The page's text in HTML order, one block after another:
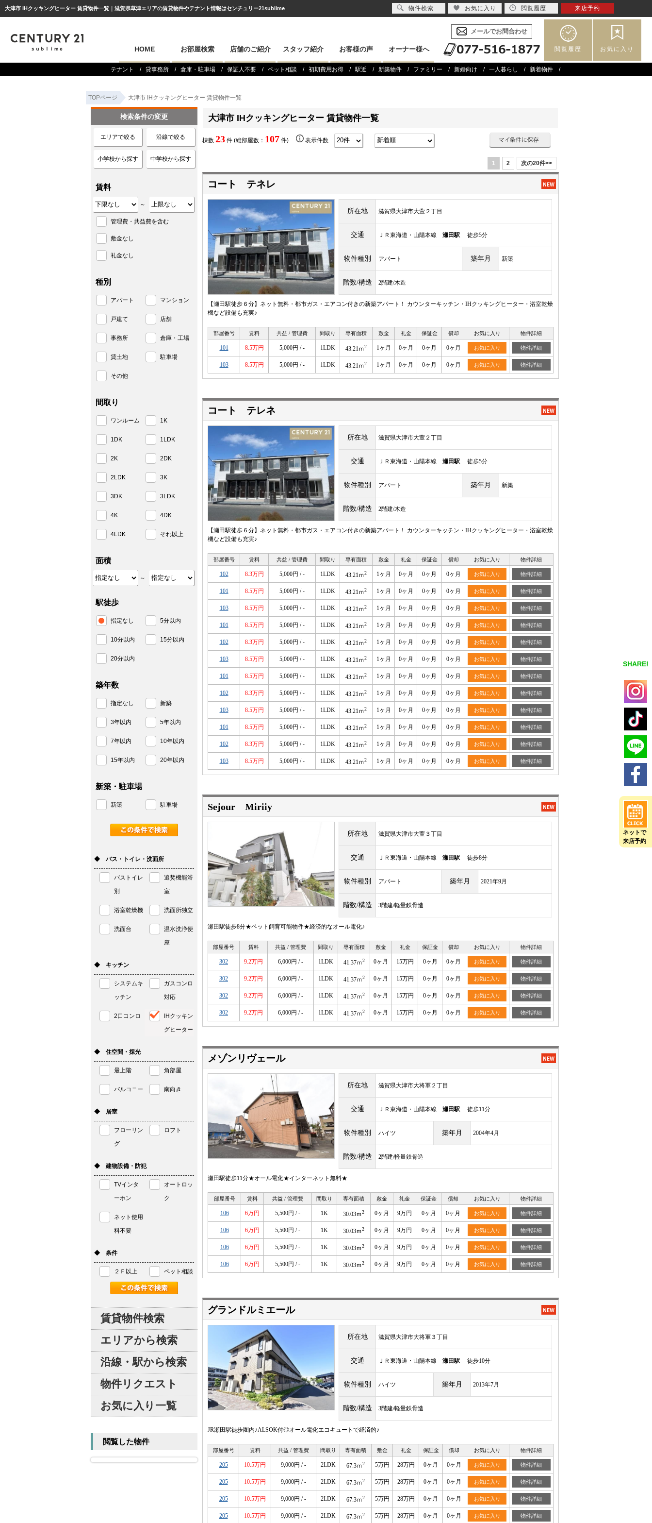
大津市 IHクッキングヒーター 賃貸物件一覧｜滋賀県草津エリアの賃貸物件やテナント情報はセンチュリー21sublime
HOME お部屋検索 店舗のご紹介 スタッフ紹介 お客様の声 オーナー様へ
メールでお問合わせ
閲覧履歴 お気に入り
テナント 貸事務所 倉庫・駐車場 保証人不要 ペット相談 初期費用お得 駅近 新築物件 ファミリー 新婚向け 一人暮らし 新着物件
SHARE!
ネットで
来店予約
TOPページ 大津市 IHクッキングヒーター 賃貸物件一覧
大津市 IHクッキングヒーター 賃貸物件一覧
棟数 23 件 (総部屋数： 107 件) 表示件数
1 2 次の20件>>
コート テネレ
所在地 滋賀県大津市大萱２丁目
交通 ＪＲ東海道・山陽本線 瀬田駅 徒歩5分
物件種別 アパート 築年月 新築
階数/構造 2階建/木造
【瀬田駅徒歩６分】ネット無料・都市ガス・エアコン付きの新築アパート！ カウンターキッチン・IHクッキングヒーター・浴室乾燥
機など設備も充実♪
部屋番号 賃料 共益 / 管理費 間取り 専有面積 敷金 礼金 保証金 償却 お気に入り 物件詳細
101 8.5万円 5,000円 / - 1LDK 43.21ｍ2 1ヶ月 0ヶ月 0ヶ月 0ヶ月 お気に入り 物件詳細
103 8.5万円 5,000円 / - 1LDK 43.21ｍ2 1ヶ月 0ヶ月 0ヶ月 0ヶ月 お気に入り 物件詳細
コート テレネ
所在地 滋賀県大津市大萱２丁目
交通 ＪＲ東海道・山陽本線 瀬田駅 徒歩5分
物件種別 アパート 築年月 新築
階数/構造 2階建/木造
【瀬田駅徒歩６分】ネット無料・都市ガス・エアコン付きの新築アパート！ カウンターキッチン・IHクッキングヒーター・浴室乾燥
機など設備も充実♪
部屋番号 賃料 共益 / 管理費 間取り 専有面積 敷金 礼金 保証金 償却 お気に入り 物件詳細
102 8.3万円 5,000円 / - 1LDK 43.21ｍ2 1ヶ月 0ヶ月 0ヶ月 0ヶ月 お気に入り 物件詳細
101 8.5万円 5,000円 / - 1LDK 43.21ｍ2 1ヶ月 0ヶ月 0ヶ月 0ヶ月 お気に入り 物件詳細
103 8.5万円 5,000円 / - 1LDK 43.21ｍ2 1ヶ月 0ヶ月 0ヶ月 0ヶ月 お気に入り 物件詳細
101 8.5万円 5,000円 / - 1LDK 43.21ｍ2 1ヶ月 0ヶ月 0ヶ月 0ヶ月 お気に入り 物件詳細
102 8.3万円 5,000円 / - 1LDK 43.21ｍ2 1ヶ月 0ヶ月 0ヶ月 0ヶ月 お気に入り 物件詳細
103 8.5万円 5,000円 / - 1LDK 43.21ｍ2 1ヶ月 0ヶ月 0ヶ月 0ヶ月 お気に入り 物件詳細
101 8.5万円 5,000円 / - 1LDK 43.21ｍ2 1ヶ月 0ヶ月 0ヶ月 0ヶ月 お気に入り 物件詳細
102 8.3万円 5,000円 / - 1LDK 43.21ｍ2 1ヶ月 0ヶ月 0ヶ月 0ヶ月 お気に入り 物件詳細
103 8.5万円 5,000円 / - 1LDK 43.21ｍ2 1ヶ月 0ヶ月 0ヶ月 0ヶ月 お気に入り 物件詳細
101 8.5万円 5,000円 / - 1LDK 43.21ｍ2 1ヶ月 0ヶ月 0ヶ月 0ヶ月 お気に入り 物件詳細
102 8.3万円 5,000円 / - 1LDK 43.21ｍ2 1ヶ月 0ヶ月 0ヶ月 0ヶ月 お気に入り 物件詳細
103 8.5万円 5,000円 / - 1LDK 43.21ｍ2 1ヶ月 0ヶ月 0ヶ月 0ヶ月 お気に入り 物件詳細
Sejour Miriiy
所在地 滋賀県大津市大萱３丁目
交通 ＪＲ東海道・山陽本線 瀬田駅 徒歩8分
物件種別 アパート 築年月 2021年9月
階数/構造 3階建/軽量鉄骨造
瀬田駅徒歩8分★ペット飼育可能物件★経済的なオール電化♪
部屋番号 賃料 共益 / 管理費 間取り 専有面積 敷金 礼金 保証金 償却 お気に入り 物件詳細
302 9.2万円 6,000円 / - 1LDK 41.37ｍ2 0ヶ月 15万円 0ヶ月 0ヶ月 お気に入り 物件詳細
302 9.2万円 6,000円 / - 1LDK 41.37ｍ2 0ヶ月 15万円 0ヶ月 0ヶ月 お気に入り 物件詳細
302 9.2万円 6,000円 / - 1LDK 41.37ｍ2 0ヶ月 15万円 0ヶ月 0ヶ月 お気に入り 物件詳細
302 9.2万円 6,000円 / - 1LDK 41.37ｍ2 0ヶ月 15万円 0ヶ月 0ヶ月 お気に入り 物件詳細
メゾンリヴェール
所在地 滋賀県大津市大将軍２丁目
交通 ＪＲ東海道・山陽本線 瀬田駅 徒歩11分
物件種別 ハイツ 築年月 2004年4月
階数/構造 2階建/軽量鉄骨造
瀬田駅徒歩11分★オール電化★インターネット無料★
部屋番号 賃料 共益 / 管理費 間取り 専有面積 敷金 礼金 保証金 償却 お気に入り 物件詳細
106 6万円 5,500円 / - 1K 30.03ｍ2 0ヶ月 9万円 0ヶ月 0ヶ月 お気に入り 物件詳細
106 6万円 5,500円 / - 1K 30.03ｍ2 0ヶ月 9万円 0ヶ月 0ヶ月 お気に入り 物件詳細
106 6万円 5,500円 / - 1K 30.03ｍ2 0ヶ月 9万円 0ヶ月 0ヶ月 お気に入り 物件詳細
106 6万円 5,500円 / - 1K 30.03ｍ2 0ヶ月 9万円 0ヶ月 0ヶ月 お気に入り 物件詳細
グランドルミエール
所在地 滋賀県大津市大将軍３丁目
交通 ＪＲ東海道・山陽本線 瀬田駅 徒歩10分
物件種別 ハイツ 築年月 2013年7月
階数/構造 3階建/軽量鉄骨造
JR瀬田駅徒歩圏内♪ALSOK付◎オール電化エコキュートで経済的♪
部屋番号 賃料 共益 / 管理費 間取り 専有面積 敷金 礼金 保証金 償却 お気に入り 物件詳細
205 10.5万円 9,000円 / - 2LDK 67.3ｍ2 5万円 28万円 0ヶ月 0ヶ月 お気に入り 物件詳細
205 10.5万円 9,000円 / - 2LDK 67.3ｍ2 5万円 28万円 0ヶ月 0ヶ月 お気に入り 物件詳細
205 10.5万円 9,000円 / - 2LDK 67.3ｍ2 5万円 28万円 0ヶ月 0ヶ月 お気に入り 物件詳細
205 10.5万円 9,000円 / - 2LDK 67.3ｍ2 5万円 28万円 0ヶ月 0ヶ月 お気に入り 物件詳細
検索条件の変更
エリアで絞る 沿線で絞る
小学校から探す 中学校から探す
賃料
～
管理費・共益費を含む
敷金なし
礼金なし
種別
アパート マンション
戸建て 店舗
事務所 倉庫・工場
貸土地 駐車場
その他
間取り
ワンルーム 1K
1DK 1LDK
2K 2DK
2LDK 3K
3DK 3LDK
4K 4DK
4LDK それ以上
面積
～
駅徒歩
指定なし 5分以内
10分以内 15分以内
20分以内
築年数
指定なし 新築
3年以内 5年以内
7年以内 10年以内
15年以内 20年以内
新築・駐車場
新築 駐車場
◆ バス・トイレ・洗面所
バストイレ
別
追焚機能浴
室
浴室乾燥機 洗面所独立
洗面台
温水洗浄便
座
◆ キッチン
システムキ
ッチン
ガスコンロ
対応
2口コンロ
IHクッキン
グヒーター
◆ 住空間・採光
最上階 角部屋
バルコニー 南向き
◆ 居室
フローリン
グ
ロフト
◆ 建物設備・防犯
TVインタ
ーホン
オートロッ
ク
ネット使用
料不要
◆ 条件
２Ｆ以上 ペット相談
賃貸物件検索
エリアから検索
沿線・駅から検索
物件リクエスト
お気に入り一覧
閲覧した物件
物件検索 お気に入り 閲覧履歴 来店予約